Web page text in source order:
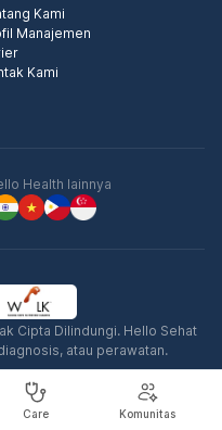
Care Komunitas
Kami
Manajemen
Kami
Health lainnya
Cipta Dilindungi. Hello Sehat
atau perawatan.